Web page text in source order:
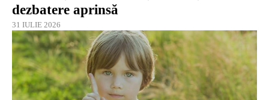
dezbatere aprinsă
31 IULIE 2026